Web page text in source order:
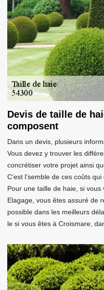
Devis de taille de
composent
Dans un devis, plusieurs
Vous devez y trouver les
concrétiser votre projet ainsi
C’est l’semble de ces coûts
Pour une taille de haie, si
Elagage, vous êtes assuré de
possible dans les meilleurs
le si vous êtes à Croismare,